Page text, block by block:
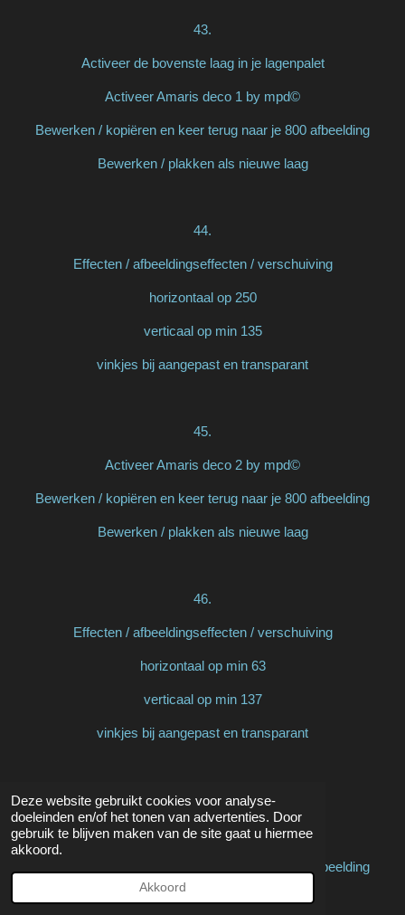
Deze website gebruikt cookies voor analyse-
doeleinden en/of het tonen van advertenties. Door
gebruik te blijven maken van de site gaat u hiermee
akkoord.
Akkoord
43.
Activeer de bovenste laag in je lagenpalet
Activeer Amaris deco 1 by mpd©
Bewerken / kopiëren en keer terug naar je 800 afbeelding
Bewerken / plakken als nieuwe laag
44.
Effecten / afbeeldingseffecten / verschuiving
horizontaal op 250
verticaal op min 135
vinkjes bij aangepast en transparant
45.
Activeer Amaris deco 2 by mpd©
Bewerken / kopiëren en keer terug naar je 800 afbeelding
Bewerken / plakken als nieuwe laag
46.
Effecten / afbeeldingseffecten / verschuiving
horizontaal op min 63
verticaal op min 137
vinkjes bij aangepast en transparant
47.
Activeer Amaris deco 3 by mpd©
Bewerken / kopiëren en keer terug naar je 800 afbeelding
Bewerken / plakken als nieuwe laag